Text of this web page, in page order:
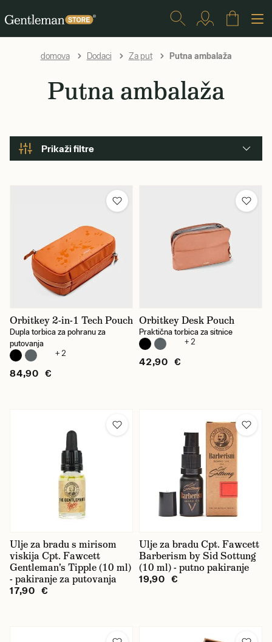
domova Dodaci Za put Putna ambalaža
Putna ambalaža
Prikaži filtre
Captain Fawcett
Kent
Marvis
Morgan's
Mühle
Saphir
Taylor of Old Bond Street
Orbitkey 2-in-1 Tech Pouch
Dupla torbica za pohranu za
putovanja
+ 2
84,90 €
Orbitkey Desk Pouch
Praktična torbica za sitnice
+ 2
42,90 €
Ulje za bradu s mirisom
viskija Cpt. Fawcett
Gentleman's Tipple (10 ml)
- pakiranje za putovanja
17,90 €
Ulje za bradu Cpt. Fawcett
Barberism by Sid Sottung
(10 ml) - putno pakiranje
19,90 €